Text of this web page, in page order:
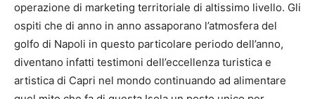
operazione di marketing territoriale di altissimo livello. Gli
ospiti che di anno in anno assaporano l’atmosfera del
golfo di Napoli in questo particolare periodo dell’anno,
diventano infatti testimoni dell’eccellenza turistica e
artistica di Capri nel mondo continuando ad alimentare